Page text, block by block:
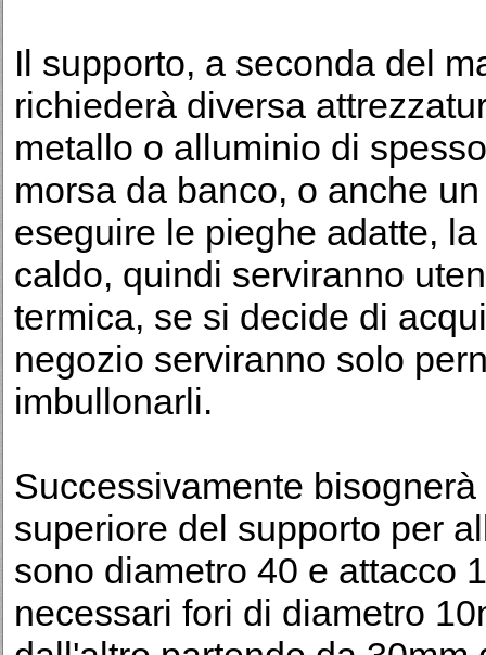
Il supporto, a seconda del
richiederà diversa
metallo o alluminio di
morsa da banco, o anche
eseguire le pieghe adatte,
caldo, quindi serviranno
termica, se si decide di
negozio serviranno solo
imbullonarli.
Successivamente
superiore del supporto per
sono diametro 40 e attacco
necessari fori di diametro